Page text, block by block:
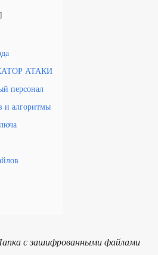
АТАКИ
персонал
и алгоритмы
с зашифрованными файлами